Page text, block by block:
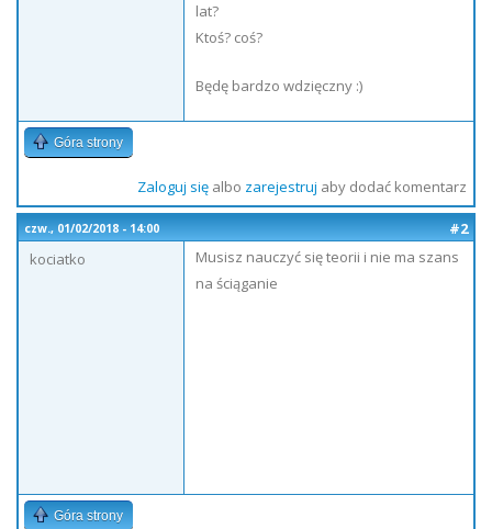
lat?
Ktoś? coś?
Będę bardzo wdzięczny :)
Góra strony
Zaloguj sięalbo zarejestruj aby dodać komentarz
czw., 01/02/2018 - 14:00
#2
kociatko
Musisz nauczyć się teorii i nie ma szans
na ściąganie
Góra strony